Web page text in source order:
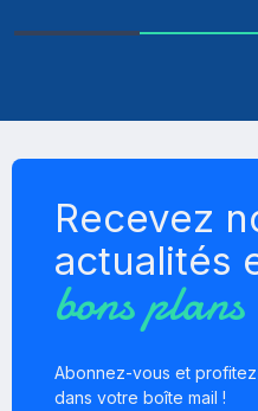
Recevez
actualités
bons plans
Abonnez-vous et
dans votre boîte mail !